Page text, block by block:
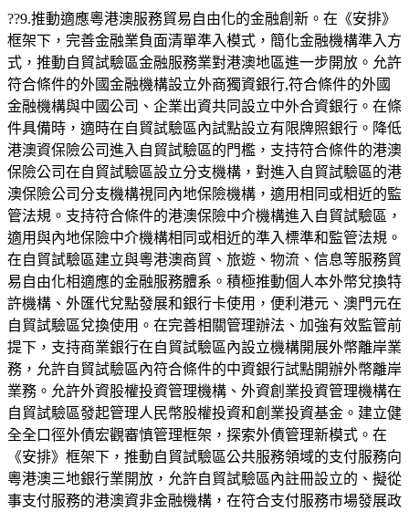
??9.推動適應粵港澳服務貿易自由化的金融創新。在《安排》
框架下，完善金融業負面清單準入模式，簡化金融機構準入方
式，推動自貿試驗區金融服務業對港澳地區進一步開放。允許
符合條件的外國金融機構設立外商獨資銀行,符合條件的外國
金融機構與中國公司、企業出資共同設立中外合資銀行。在條
件具備時，適時在自貿試驗區內試點設立有限牌照銀行。降低
港澳資保險公司進入自貿試驗區的門檻，支持符合條件的港澳
保險公司在自貿試驗區設立分支機構，對進入自貿試驗區的港
澳保險公司分支機構視同內地保險機構，適用相同或相近的監
管法規。支持符合條件的港澳保險中介機構進入自貿試驗區，
適用與內地保險中介機構相同或相近的準入標準和監管法規。
在自貿試驗區建立與粵港澳商貿、旅遊、物流、信息等服務貿
易自由化相適應的金融服務體系。積極推動個人本外幣兌換特
許機構、外匯代兌點發展和銀行卡使用，便利港元、澳門元在
自貿試驗區兌換使用。在完善相關管理辦法、加強有效監管前
提下，支持商業銀行在自貿試驗區內設立機構開展外幣離岸業
務，允許自貿試驗區內符合條件的中資銀行試點開辦外幣離岸
業務。允許外資股權投資管理機構、外資創業投資管理機構在
自貿試驗區發起管理人民幣股權投資和創業投資基金。建立健
全全口徑外債宏觀審慎管理框架，探索外債管理新模式。在
《安排》框架下，推動自貿試驗區公共服務領域的支付服務向
粵港澳三地銀行業開放，允許自貿試驗區內註冊設立的、擬從
事支付服務的港澳資非金融機構，在符合支付服務市場發展政